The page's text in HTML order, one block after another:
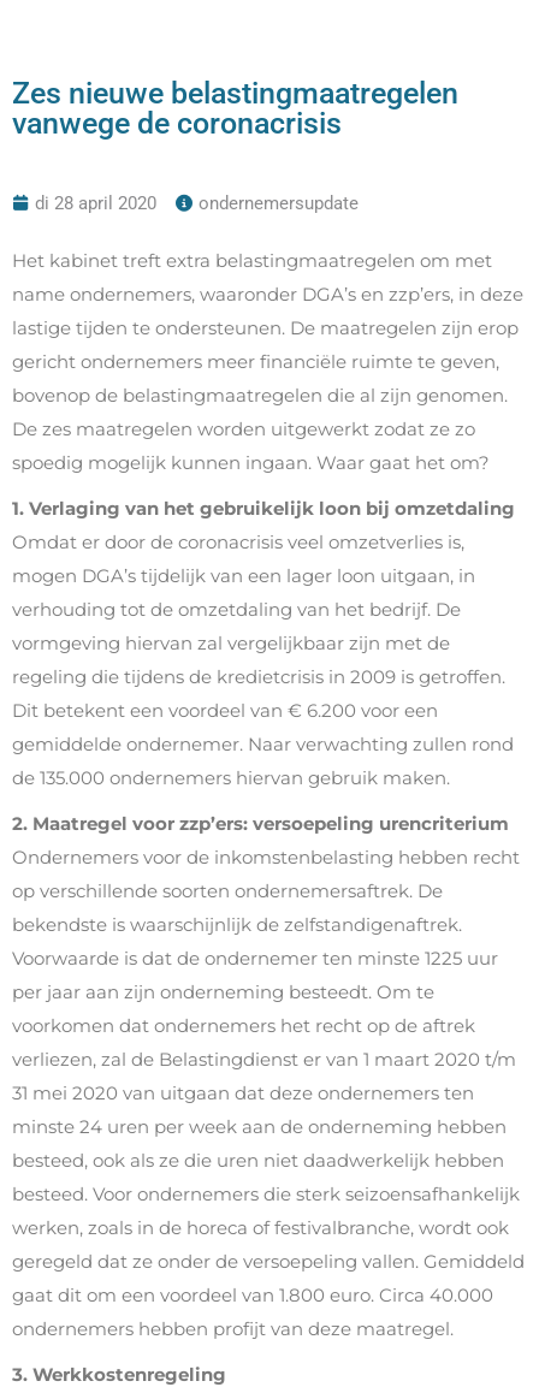
Zes nieuwe belastingmaatregelen
vanwege de coronacrisis
di 28 april 2020 ondernemersupdate
Het kabinet treft extra belastingmaatregelen om met
name ondernemers, waaronder DGA’s en zzp’ers, in deze
lastige tijden te ondersteunen. De maatregelen zijn erop
gericht ondernemers meer financiële ruimte te geven,
bovenop de belastingmaatregelen die al zijn genomen.
De zes maatregelen worden uitgewerkt zodat ze zo
spoedig mogelijk kunnen ingaan. Waar gaat het om?
1. Verlaging van het gebruikelijk loon bij omzetdaling
Omdat er door de coronacrisis veel omzetverlies is,
mogen DGA’s tijdelijk van een lager loon uitgaan, in
verhouding tot de omzetdaling van het bedrijf. De
vormgeving hiervan zal vergelijkbaar zijn met de
regeling die tijdens de kredietcrisis in 2009 is getroffen.
Dit betekent een voordeel van € 6.200 voor een
gemiddelde ondernemer. Naar verwachting zullen rond
de 135.000 ondernemers hiervan gebruik maken.
2. Maatregel voor zzp’ers: versoepeling urencriterium
Ondernemers voor de inkomstenbelasting hebben recht
op verschillende soorten ondernemersaftrek. De
bekendste is waarschijnlijk de zelfstandigenaftrek.
Voorwaarde is dat de ondernemer ten minste 1225 uur
per jaar aan zijn onderneming besteedt. Om te
voorkomen dat ondernemers het recht op de aftrek
verliezen, zal de Belastingdienst er van 1 maart 2020 t/m
31 mei 2020 van uitgaan dat deze ondernemers ten
minste 24 uren per week aan de onderneming hebben
besteed, ook als ze die uren niet daadwerkelijk hebben
besteed. Voor ondernemers die sterk seizoensafhankelijk
werken, zoals in de horeca of festivalbranche, wordt ook
geregeld dat ze onder de versoepeling vallen. Gemiddeld
gaat dit om een voordeel van 1.800 euro. Circa 40.000
ondernemers hebben profijt van deze maatregel.
3. Werkkostenregeling